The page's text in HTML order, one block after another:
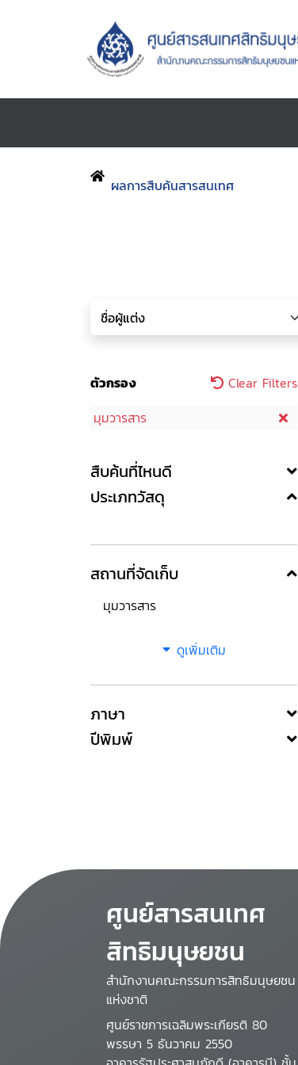
ผลการสืบค้นสารสนเทศ
ตัวกรอง
Clear Filters
มุมวารสาร
สืบค้นที่ไหนดี
ประเภทวัสดุ
สถานที่จัดเก็บ
มุมวารสาร
ดูเพิ่มเติม
ภาษา
ปีพิมพ์
ศูนย์สารสนเทศ
สิทธิมนุษยชน
สำนักงานคณะกรรมการสิทธิมนุษยชน
แห่งชาติ
ศูนย์ราชการเฉลิมพระเกียรติ 80
พรรษา 5 ธันวาคม 2550